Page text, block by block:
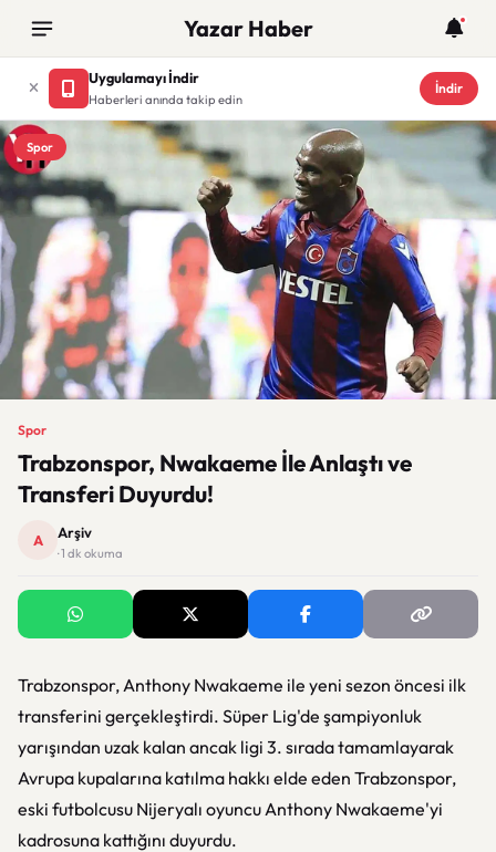
Yazar Haber
Uygulamayı İndir
Haberleri anında takip edin
İndir
Spor
Spor
Trabzonspor, Nwakaeme İle Anlaştı ve
Transferi Duyurdu!
A Arşiv
· 1 dk okuma
Trabzonspor, Anthony Nwakaeme ile yeni sezon öncesi ilk
transferini gerçekleştirdi. Süper Lig'de şampiyonluk
yarışından uzak kalan ancak ligi 3. sırada tamamlayarak
Avrupa kupalarına katılma hakkı elde eden Trabzonspor,
eski futbolcusu Nijeryalı oyuncu Anthony Nwakaeme'yi
kadrosuna kattığını duyurdu.